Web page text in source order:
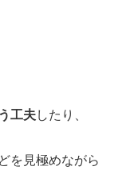
工夫したり、
を見極めながら